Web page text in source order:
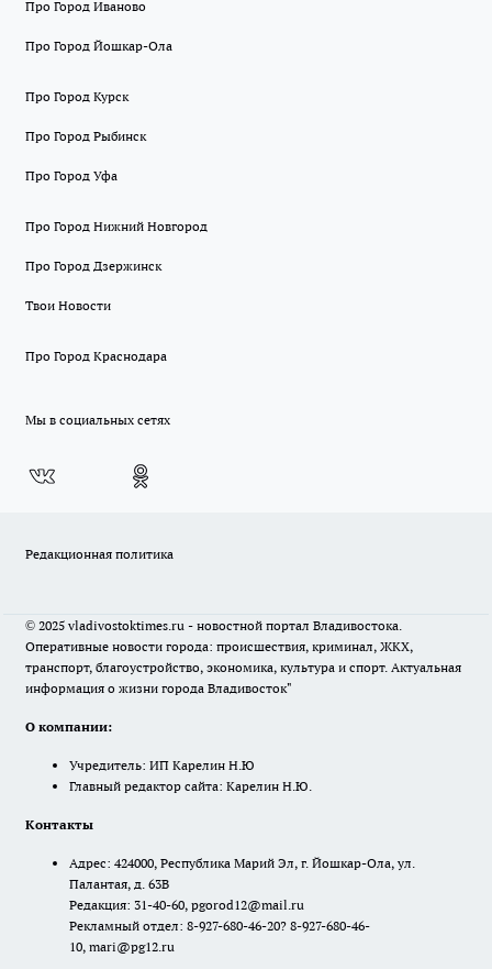
Про Город Иваново
Про Город Йошкар-Ола
Про Город Курск
Про Город Рыбинск
Про Город Уфа
Про Город Нижний Новгород
Про Город Дзержинск
Твои Новости
Про Город Краснодара
Мы в социальных сетях
Редакционная политика
© 2025 vladivostoktimes.ru - новостной портал Владивостока.
Оперативные новости города: происшествия, криминал, ЖКХ,
транспорт, благоустройство, экономика, культура и спорт. Актуальная
информация о жизни города Владивосток"
О компании:
Учредитель: ИП Карелин Н.Ю
Главный редактор сайта: Карелин Н.Ю.
Контакты
Адрес: 424000, Республика Марий Эл, г. Йошкар-Ола, ул.
Палантая, д. 63В
Редакция: 31-40-60, pgorod12@mail.ru
Рекламный отдел: 8-927-680-46-20? 8-927-680-46-
10, mari@pg12.ru